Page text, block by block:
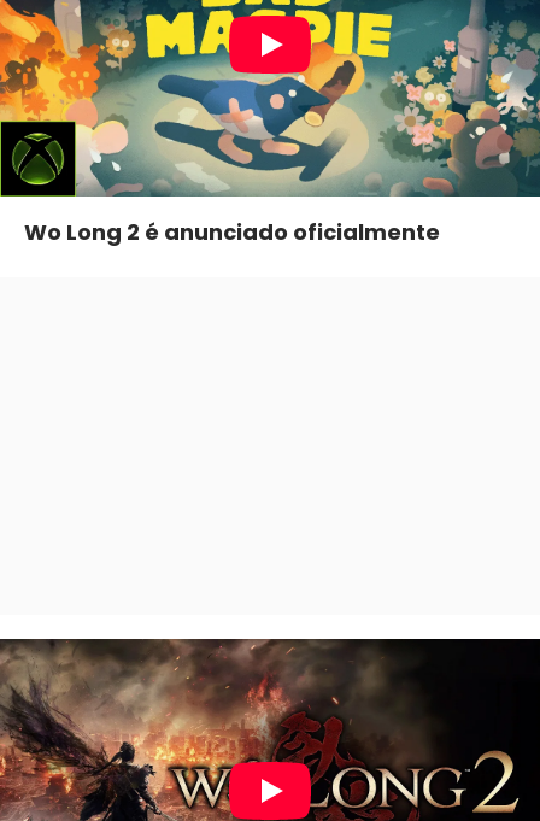
Wo Long 2 é anunciado oficialmente